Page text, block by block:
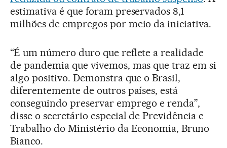
estimativa é que foram preservados 8,1
milhões de empregos por meio da iniciativa.
“É um número duro que reflete a realidade
de pandemia que vivemos, mas que traz em si
algo positivo. Demonstra que o Brasil,
diferentemente de outros países, está
conseguindo preservar emprego e renda”,
disse o secretário especial de Previdência e
Trabalho do Ministério da Economia, Bruno
Bianco.